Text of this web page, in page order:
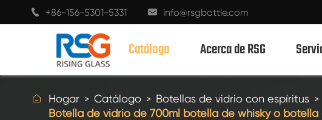
 +86-156-5301-5331  info@rsgbottle.com
Catálogo Acerca de RSG
 Hogar Catálogo Botellas de vidrio con espíritus
Botella de vidrio de 700ml botella de whisky o